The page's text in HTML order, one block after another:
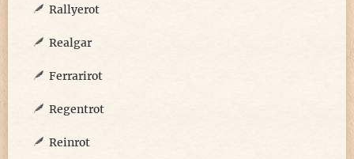
Rallyerot
Realgar
Ferrarirot
Regentrot
Reinrot